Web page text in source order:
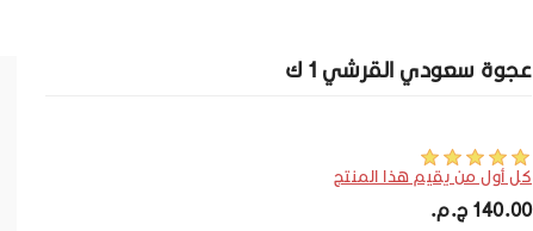
عجوة سعودي القرشي 1 ك
كل أول من يقيم هذا المنتج
140.00 ج.م.‏